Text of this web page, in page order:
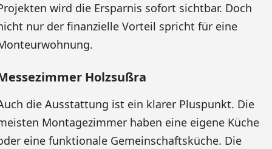
wird die Ersparnis sofort sichtbar. Doch
nur der finanzielle Vorteil spricht für eine
Holzsußra
die Ausstattung ist ein klarer Pluspunkt. Die
Montagezimmer haben eine eigene Küche
eine funktionale Gemeinschaftsküche. Die